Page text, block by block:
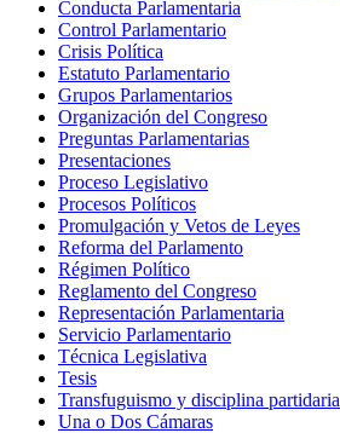
Conducta Parlamentaria
Control Parlamentario
Crisis Política
Estatuto Parlamentario
Grupos Parlamentarios
Organización del Congreso
Preguntas Parlamentarias
Presentaciones
Proceso Legislativo
Procesos Políticos
Promulgación y Vetos de Leyes
Reforma del Parlamento
Régimen Político
Reglamento del Congreso
Representación Parlamentaria
Servicio Parlamentario
Técnica Legislativa
Tesis
Transfuguismo y disciplina partidaria
Una o Dos Cámaras